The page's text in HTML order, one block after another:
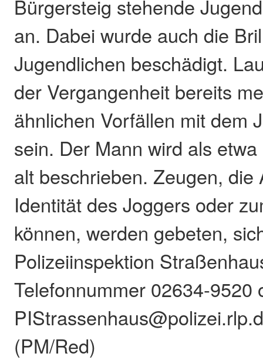
Bürgersteig stehende
an. Dabei wurde auch die
Jugendlichen beschädigt.
der Vergangenheit bereits
ähnlichen Vorfällen mit dem
sein. Der Mann wird als
alt beschrieben. Zeugen, die
Identität des Joggers oder
können, werden gebeten,
Polizeiinspektion
Telefonnummer 02634-9520
(PM/Red)